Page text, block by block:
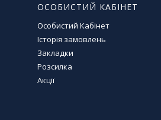
ОСОБИСТИЙ КАБІНЕТ
Особистий Кабінет
Історія замовлень
Закладки
Розсилка
Акції